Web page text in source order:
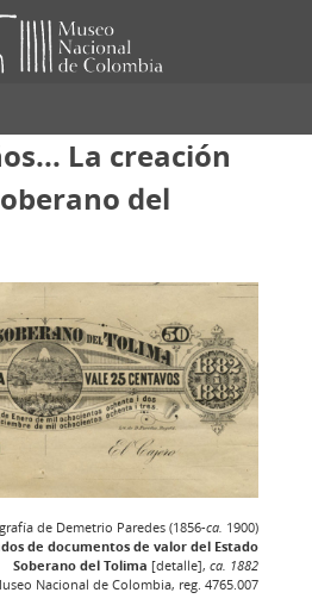
La creación
del
de Demetrio Paredes (1856-ca. 1900)
de documentos de valor del Estado
Soberano del Tolima [detalle],ca. 1882
Nacional de Colombia, reg. 4765.007